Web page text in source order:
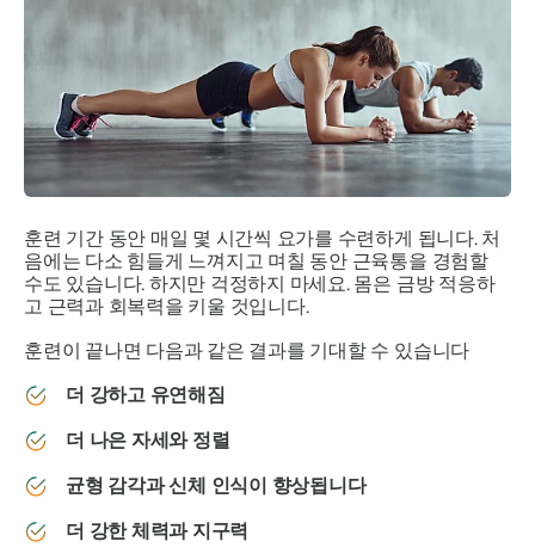
훈련 기간 동안 매일 몇 시간씩 요가를 수련하게 됩니다. 처
음에는 다소 힘들게 느껴지고 며칠 동안 근육통을 경험할
수도 있습니다. 하지만 걱정하지 마세요. 몸은 금방 적응하
고 근력과 회복력을 키울 것입니다.
훈련이 끝나면 다음과 같은 결과를 기대할 수 있습니다
더 강하고 유연해짐
더 나은 자세와 정렬
균형 감각과 신체 인식이 향상됩니다
더 강한 체력과 지구력